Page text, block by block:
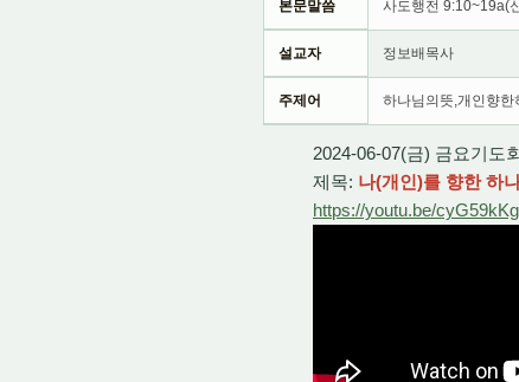
본문말씀 사도행전 9:10~19a(
설교자 정보배목사
주제어 하나님의뜻,개인향
2024-06-07(금) 금요기도
제목: 나(개인)를 향한 하
https://youtu.be/